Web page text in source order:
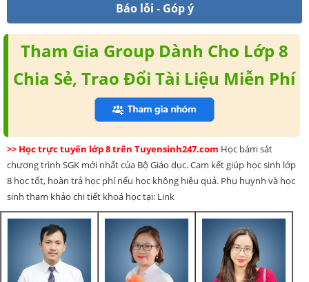
Báo lỗi - Góp ý
Tham Gia Group Dành Cho Lớp 8
Chia Sẻ, Trao Đổi Tài Liệu Miễn Phí
>> Học trực tuyến lớp 8 trên Tuyensinh247.com Học bám sát
chương trình SGK mới nhất của Bộ Giáo dục. Cam kết giúp học sinh lớp
8 học tốt, hoàn trả học phí nếu học không hiệu quả. Phụ huynh và học
sinh tham khảo chi tiết khoá học tại: Link